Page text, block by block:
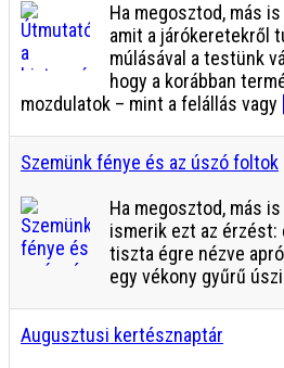
Ha megosztod, más
amit a járókeretekről
múlásával a testünk
hogy a korábban
mozdulatok – mint a felállás vagy
Szemünk fénye és az úszó foltok
Ha megosztod, más
ismerik ezt az érzést:
tiszta égre nézve
egy vékony gyűrű
Augusztusi kertésznaptár